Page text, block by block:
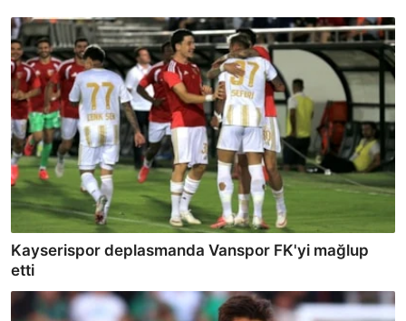
Kayserispor deplasmanda Vanspor FK'yi mağlup
etti